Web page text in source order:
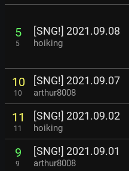
5
5
[SNG!] 2021.09.08
hoiking
10
10
[SNG!] 2021.09.07
arthur8008
11
11
[SNG!] 2021.09.02
hoiking
9
9
[SNG!] 2021.09.01
arthur8008